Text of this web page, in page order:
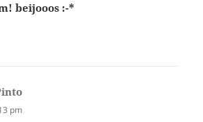
beijooos :-*
pm